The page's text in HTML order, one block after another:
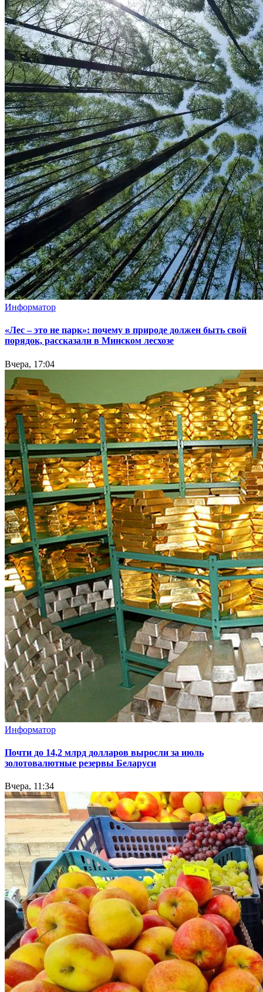
Информатор
«Лес – это не парк»: почему в природе должен быть свой
порядок, рассказали в Минском лесхозе
Вчера, 17:04
Информатор
Почти до 14,2 млрд долларов выросли за июль
золотовалютные резервы Беларуси
Вчера, 11:34